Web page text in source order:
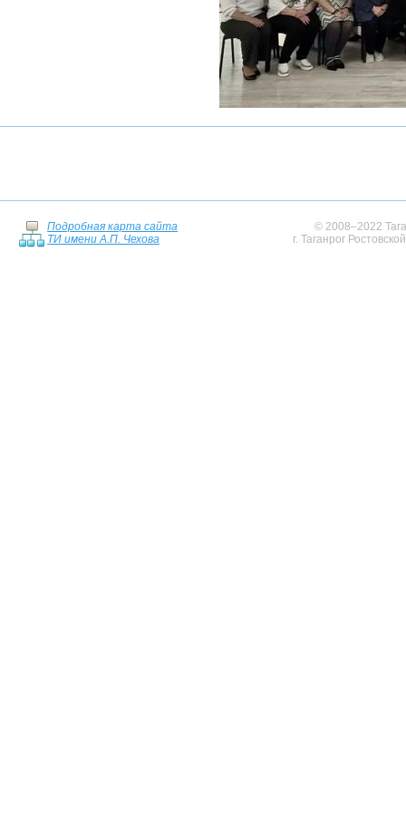
Подробная карта сайта
ТИ имени А.П. Чехова
© 2008–2022
г. Таганрог